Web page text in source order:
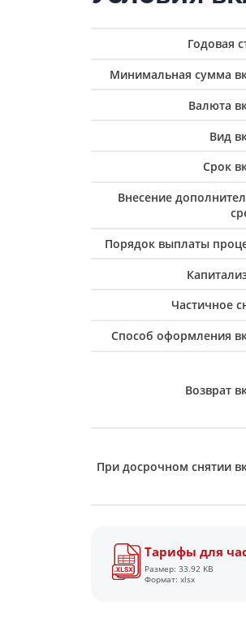
Годовая
Минимальная сумма
Валюта
Вид
Срок
Внесение
Порядок выплаты
Частичное
Способ оформления
Возврат
При досрочном снятии
Тарифы для
Размер: 33.92 KB
Формат: xlsx